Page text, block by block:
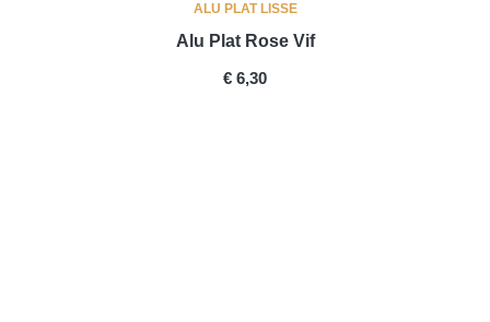
ALU PLAT LISSE
Alu Plat Rose Vif
PRICE
€ 6,30